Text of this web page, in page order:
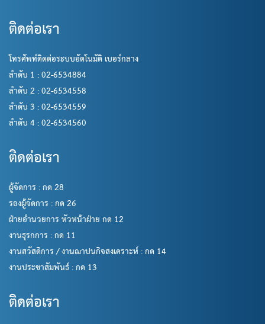
ติดต่อเรา
โทรศัพท์ติดต่อระบบอัตโนมัติ เบอร์กลาง
ลำดับ 1 : 02-6534884
ลำดับ 2 : 02-6534558
ลำดับ 3 : 02-6534559
ลำดับ 4 : 02-6534560
ติดต่อเรา
ผู้จัดการ : กด 28
รองผู้จัดการ : กด 26
ฝ่ายอำนวยการ หัวหน้าฝ่าย กด 12
งานธุรกการ : กด 11
งานสวัสดิการ / งานฌาปนกิจสงเคราะห์ : กด 14
งานประชาสัมพันธ์ : กด 13
ติดต่อเรา